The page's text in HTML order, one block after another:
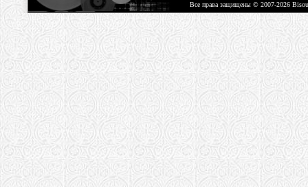
Все права защищены © 2007-2026